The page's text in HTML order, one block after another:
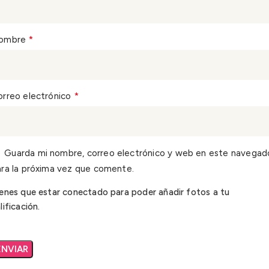
*
electrónico *
Guarda mi nombre, correo electrónico y web en este
la próxima vez que comente.
que estar conectado para poder añadir fotos a tu